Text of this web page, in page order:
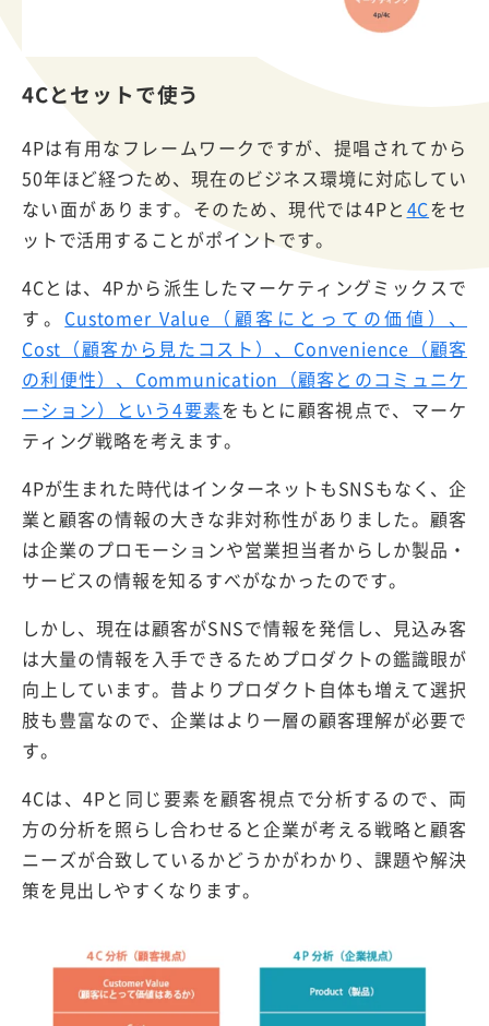
4Cとセットで使う
4Pは有用なフレームワークですが、提唱されてから
50年ほど経つため、現在のビジネス環境に対応してい
ない面があります。そのため、現代では4Pと 4Cをセ
ットで活用することがポイントです。
4Cとは、4Pから派生したマーケティングミックスで
す。 Customer Value（顧客にとっての価値）、
Cost（顧客から見たコスト）、Convenience（顧客
の利便性）、Communication（顧客とのコミュニケ
ーション）という4要素をもとに顧客視点で、マーケ
ティング戦略を考えます。
4Pが生まれた時代はインターネットもSNSもなく、企
業と顧客の情報の大きな非対称性がありました。顧客
は企業のプロモーションや営業担当者からしか製品・
サービスの情報を知るすべがなかったのです。
しかし、現在は顧客がSNSで情報を発信し、見込み客
は大量の情報を入手できるためプロダクトの鑑識眼が
向上しています。昔よりプロダクト自体も増えて選択
肢も豊富なので、企業はより一層の顧客理解が必要で
す。
4Cは、4Pと同じ要素を顧客視点で分析するので、両
方の分析を照らし合わせると企業が考える戦略と顧客
ニーズが合致しているかどうかがわかり、課題や解決
策を見出しやすくなります。